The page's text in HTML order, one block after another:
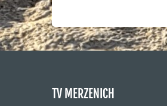
TV MERZENICH